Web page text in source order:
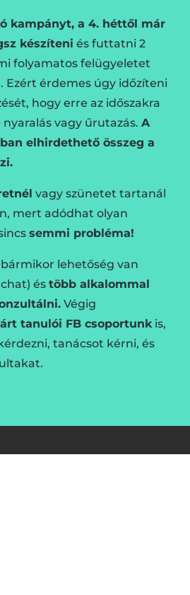
kampányt, a 4. héttől már
készíteni és futtatni 2
folyamatos felügyeletet
Ezért érdemes úgy időzíteni
hogy erre az időszakra
nyaralás vagy űrutazás. A
elhirdethető összeg a
vagy szünetet tartanál
mert adódhat olyan
semmi probléma!
lehetőség van
és több alkalommal
Végig
tanulói FB csoportunkis,
tanácsot kérni, és